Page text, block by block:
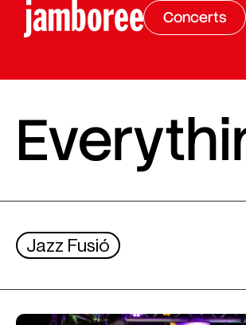
Concerts
Jazz Fusió